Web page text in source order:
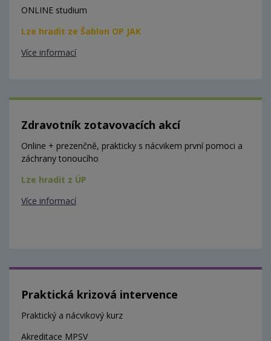
ONLINE studium
Lze hradit ze Šablon OP JAK
Více informací
Zdravotník zotavovacích akcí
Online + prezenčně, prakticky s nácvikem první pomoci a
záchrany tonoucího
Lze hradit z ÚP
Více informací
Praktická krizová intervence
Praktický a nácvikový kurz
Akreditace MPSV